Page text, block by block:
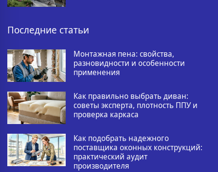
Последние статьи
Монтажная пена: свойства,
разновидности и особенности
применения
Как правильно выбрать диван:
советы эксперта, плотность ППУ и
проверка каркаса
Как подобрать надежного
поставщика оконных конструкций:
практический аудит
производителя